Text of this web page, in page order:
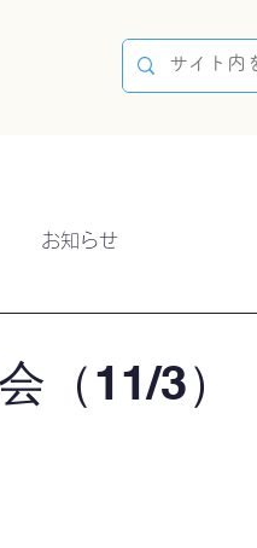
お知らせ
（11/3）